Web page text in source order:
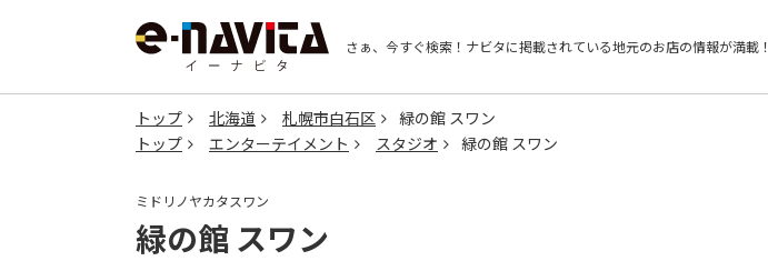
さぁ、今すぐ検索！ ナビタに掲載されている地元のお店の情報が満載！
トップ 北海道 札幌市白石区
緑の館 スワン
トップ
エンターテイメント スタジオ 緑の館 スワン
ミドリノヤカタスワン
緑の館 スワン